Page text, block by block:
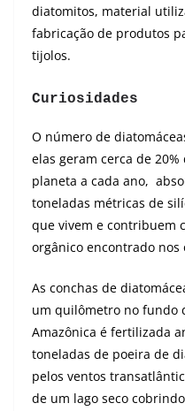
diatomitos, material
fabricação de produtos
tijolos.
Curiosidades
O número de
elas geram cerca de
planeta a cada ano,
toneladas métricas de
que vivem e contribuem
orgânico encontrado nos
As conchas de
um quilômetro no fundo
Amazônica é fertilizada
toneladas de poeira de
pelos ventos
de um lago seco